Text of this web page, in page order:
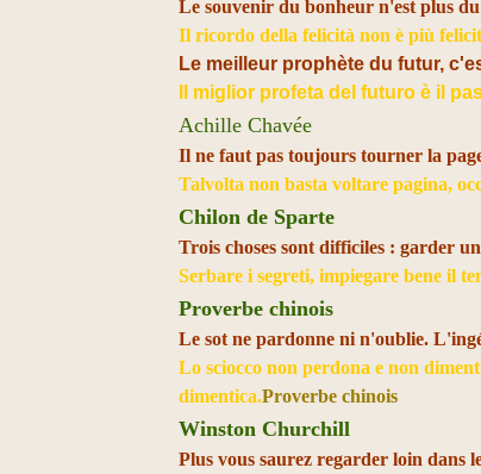
Le souvenir du bonheur n'est plus
Il ricordo della felicità non è più
Le meilleur prophète du futur,
Il miglior profeta del futuro è il
Achille Chavée
Il ne faut pas toujours tourner la
Talvolta non basta voltare pagina,
Chilon de Sparte
Trois choses sont difficiles : garder
Serbare i segreti, impiegare bene il
Proverbe chinois
Le sot ne pardonne ni n'oublie.
Lo sciocco non perdona e non
dimentica.Proverbe chinois
Winston Churchill
Plus vous saurez regarder loin dans